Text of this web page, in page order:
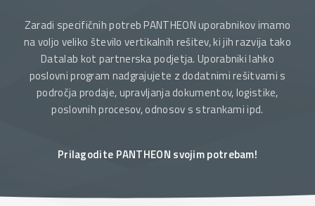
Zaradi specifičnih potreb PANTHEON uporabnikov imamo
na voljo veliko število vertikalnih rešitev, ki jih razvija tako
Datalab kot partnerska podjetja. Uporabniki lahko
poslovni program nadgrajujete z dodatnimi rešitvami s
področja prodaje, upravljanja dokumentov, logistike,
poslovnih procesov, odnosov s strankami ipd.
Prilagodite PANTHEON svojim potrebam!